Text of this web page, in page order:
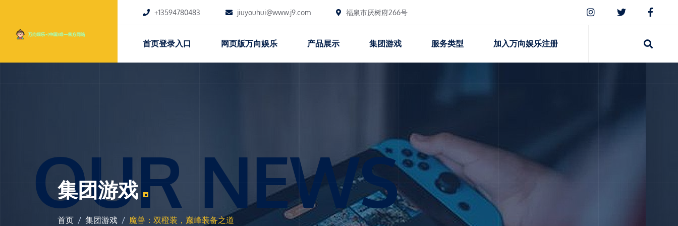
+13594780483 jiuyouhui@www.j9.com 福泉市厌树府266号
首页登录入口 网页版万向娱乐 产品展示 集团游戏 服务类型 加入万向娱乐注册
OUR NEWS
集团游戏
首页 集团游戏 魔兽：双橙装，巅峰装备之道